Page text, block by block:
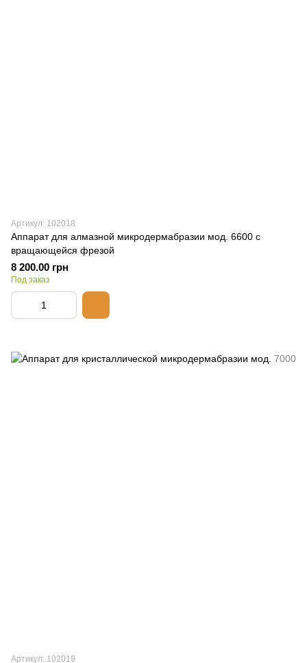
Артикул: 102018
Аппарат для алмазной микродермабразии мод. 6600 с
вращающейся фрезой
8 200.00 грн
Под заказ
Артикул: 102019